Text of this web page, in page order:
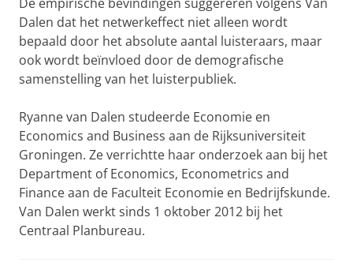
Dalen dat het netwerkeffect niet alleen wordt
bepaald door het absolute aantal luisteraars, maar
ook wordt beïnvloed door de demografische
samenstelling van het luisterpubliek.
Ryanne van Dalen studeerde Economie en
Economics and Business aan de Rijksuniversiteit
Groningen. Ze verrichtte haar onderzoek aan bij het
Department of Economics, Econometrics and
Finance aan de Faculteit Economie en Bedrijfskunde.
Van Dalen werkt sinds 1 oktober 2012 bij het
Centraal Planbureau.